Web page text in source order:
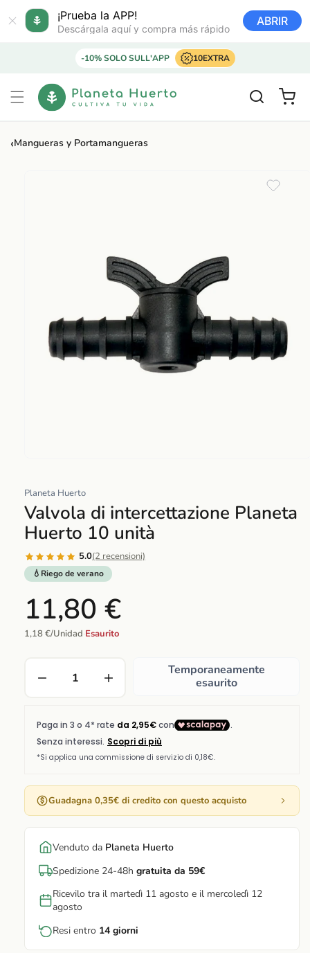
¡Prueba la APP!
Descárgala aquí y compra más rápido
ABRIR
directamente
al contenido
-10% SOLO SULL'APP 10EXTRA
Carrito
‹Mangueras y Portamangueras
multimedia
1
en
una
ventana
modal
Planeta Huerto
Valvola di intercettazione Planeta
Huerto 10 unità
5.0(2 recensioni)
💧Riego de verano
11,80 €
1,18 €/Unidad·Esaurito
Temporaneamente
esaurito
Guadagna 0,35€ di credito con questo acquisto
Venduto da Planeta Huerto
Spedizione 24-48h gratuita da 59€
Ricevilo tra il martedì 11 agosto e il mercoledì 12
agosto
Resi entro 14 giorni